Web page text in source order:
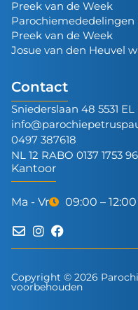
Preek van de Week
Parochiemededelingen
Preek van de Week
Josue van den Heuvel
Contact
Sniederslaan 48 5531
0497 387618
NL 12 RABO 0137 1753
Kantoor
Ma - Vr 09:00 – 12:00
Copyright © 2026
voorbehouden